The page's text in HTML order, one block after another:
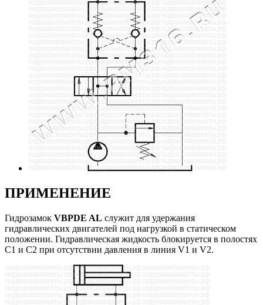
ПРИМЕНЕНИЕ
Гидрозамок VBPDE AL служит для удержания
гидравлических двигателей под нагрузкой в статическом
положении. Гидравлическая жидкость блокируется в полостях
C1 и C2 при отсутствии давления в линия V1 и V2.